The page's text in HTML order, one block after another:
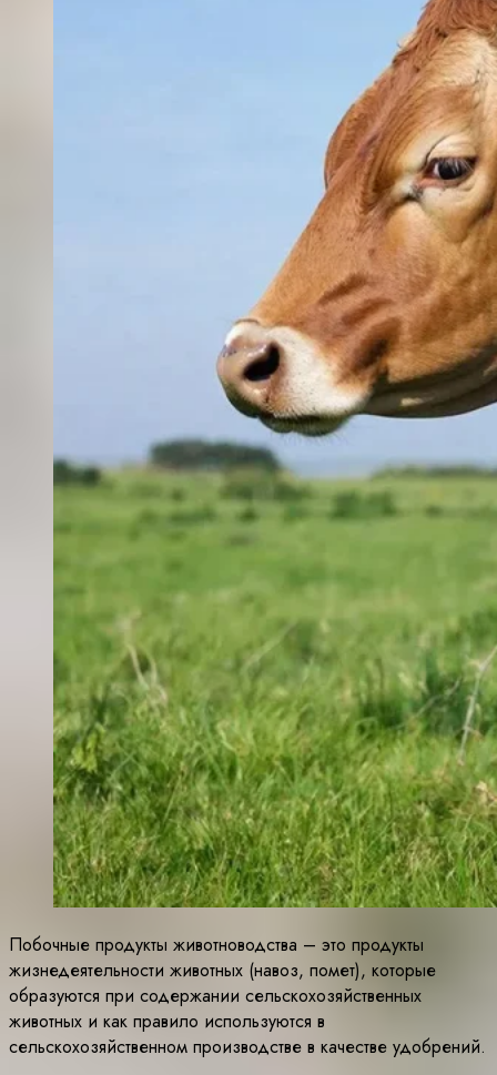
Побочные продукты животноводства – это продукты
жизнедеятельности животных (навоз, помет), которые
образуются при содержании сельскохозяйственных
животных и как правило используются в
сельскохозяйственном производстве в качестве удобрений.